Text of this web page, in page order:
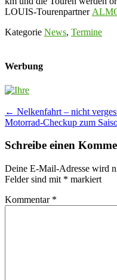
LOUIS-Tourenpartner
Kategorie News, Termine
Werbung
Post
navigation
← Nelkenfahrt – nicht
Motorrad-Checkup zum
Schreibe einen
Deine E-Mail-Adresse wird
Felder sind mit * markiert
Kommentar *